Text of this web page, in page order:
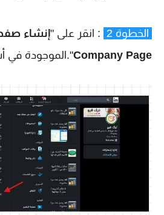
الخطوة 2 : انقر على "إنشاء
Company Page".الموجودة في